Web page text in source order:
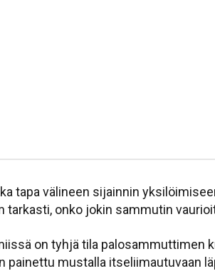
tapa välineen sijainnin
tarkasti, onko jokin sammutin
on tyhjä tila palosammuttimen
painettu mustalla itseliimautuvaan